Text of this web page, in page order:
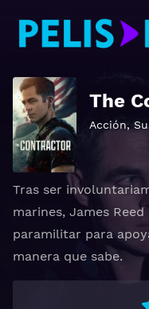
The
Acción,
Tras ser
marines, James
paramilitar para
manera que sabe.